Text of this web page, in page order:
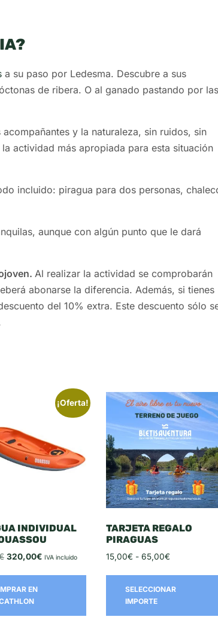
a su paso por Ledesma. Descubre a sus
de ribera. O al ganado pastando por las
y la naturaleza, sin ruidos, sin
actividad más apropiada para esta situación
incluido: piragua para dos personas,
aunque con algún punto que le dará
Al realizar la actividad se comprobarán
abonarse la diferencia. Además, si tienes
del 10% extra. Este descuento sólo
¡Oferta!
INDIVIDUAL
320,00€ IVA incluido
EN
TARJETA REGALO
PIRAGUAS
15,00€ - 65,00€
SELECCIONAR
IMPORTE